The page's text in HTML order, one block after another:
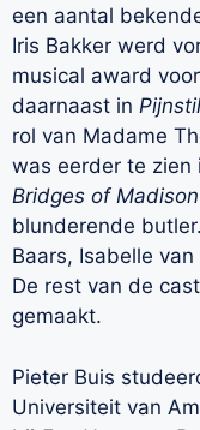
een aantal
Iris Bakker werd
musical award
daarnaast in
rol van Madame
was eerder te zien
Bridges of
blunderende
Baars, Isabelle
De rest van de
gemaakt.
Pieter Buis
Universiteit van